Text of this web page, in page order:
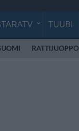
TUUBI
RATTIJUOPPO